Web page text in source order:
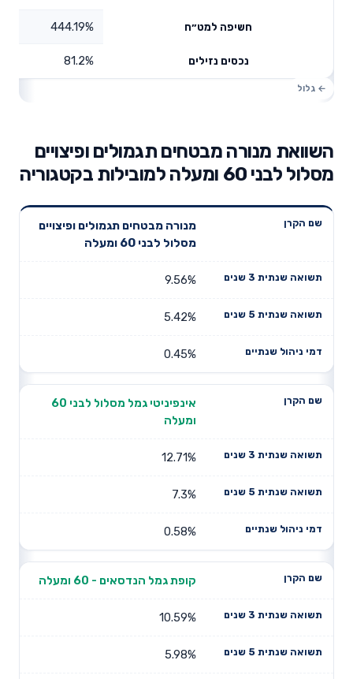
חשיפה למט״ח 444.19%
נכסים נזילים 81.2%
השוואת מנורה מבטחים תגמולים ופיצויים
מסלול לבני 60 ומעלה למובילות בקטגוריה
שנתית 3
תשואה
שנתית 5
דמי ניהול
מנורה מבטחים תגמולים ופיצויים
מסלול לבני 60 ומעלה
9.56%
5.42%
0.45%
אינפיניטי גמל מסלול לבני 60
ומעלה
12.71%
7.3%
0.58%
קופת גמל הנדסאים - 60 ומעלה
10.59%
5.98%